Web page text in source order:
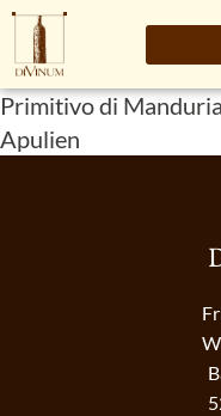
Primitivo di
Apulien